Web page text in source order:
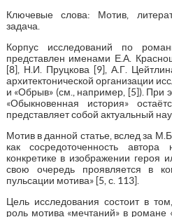
Ключевые слова: Мотив,
задача.
Корпус исследований по
представлен именами Е.А.
[8], Н.И. Пруцкова [9], А.Г.
архитектонической организации
и «Обрыв» (см., например, [5]). При
«Обыкновенная история»
представляет собой актуальный
Мотив в данной статье, вслед за
как сосредоточенность автора
конкретике в изображении героя
свою очередь проявляется в
пульсации мотива» [5, с. 113].
Цель исследования состоит в
роль мотива «мечтаний» в романе